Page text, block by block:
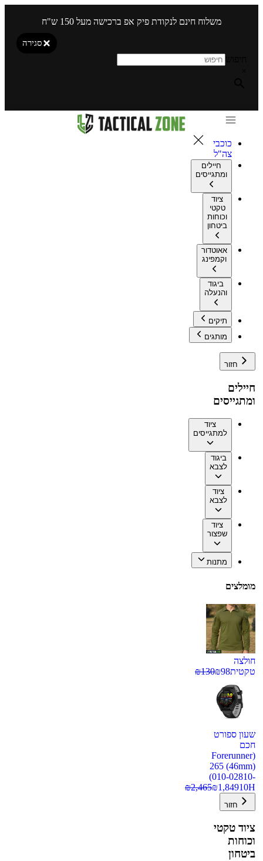
משלוח חינם לנקודת פיק אפ ברכישה מעל 150 ש"ח
סגירה
כוכבי
צה"ל
חיילים
ומתגייסים
ציוד
טקטי
וכוחות
ביטחון
אאוטדור
וקמפינג
ביגוד
והנעלה
תיקים
מותגים
חזור
חיילים
ומתגייסים
ציוד
למתגייסים
ביגוד
לצבא
ציוד
לצבא
ציוד
שפצור
מתנות
מומלצים
חולצה
טקטית
₪98
₪130
שעון ספורט
חכם
(Forerunner
265 (46mm)
(010-02810-
10H
₪1,849
₪2,465
חזור
ציוד טקטי
וכוחות
ביטחון